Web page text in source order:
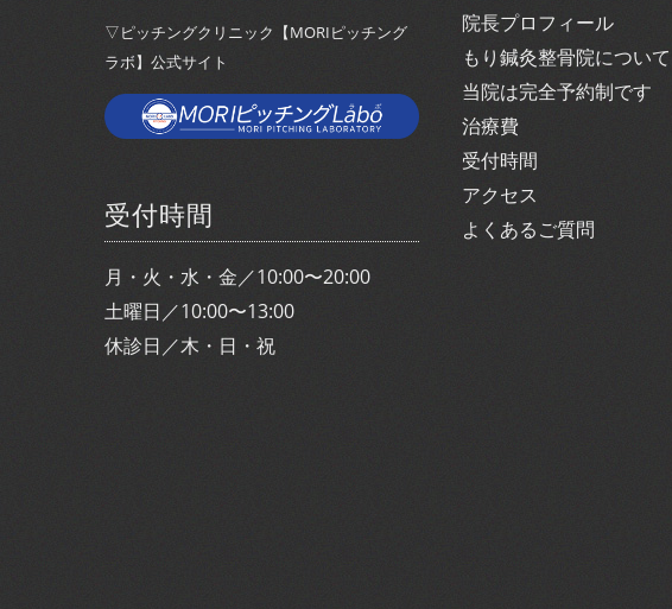
▽ピッチングクリニック【MORIピッチング
ラボ】公式サイト
受付時間
月・火・水・金／10:00〜20:00
土曜日／10:00〜13:00
休診日／木・日・祝
院長プロフィール
もり鍼灸整骨院について
当院は完全予約制です
治療費
受付時間
アクセス
よくあるご質問